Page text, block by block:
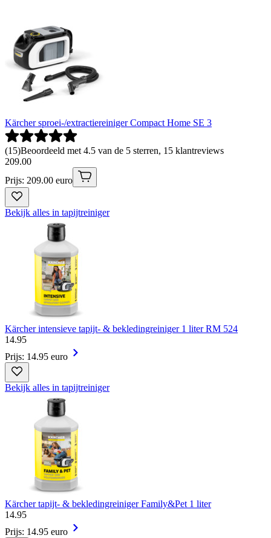
Kärcher sproei-/extractiereiniger Compact Home SE 3
(15)Beoordeeld met 4.5 van de 5 sterren, 15 klantreviews
209.00
Prijs: 209.00 euro
Bekijk alles in tapijtreiniger
Kärcher intensieve tapijt- & bekledingreiniger 1 liter RM 524
14.95
Prijs: 14.95 euro
Bekijk alles in tapijtreiniger
Kärcher tapijt- & bekledingreiniger Family&Pet 1 liter
14.95
Prijs: 14.95 euro